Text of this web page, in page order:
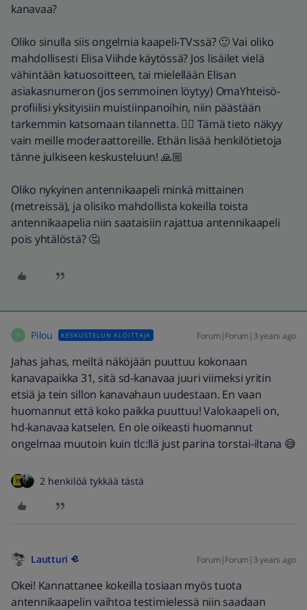
kanavaa?
Oliko sinulla siis ongelmia kaapeli-TV:ssä? 🙂 Vai oliko
mahdollisesti Elisa Viihde käytössä? Jos lisäilet vielä
vähintään katuosoitteen, tai mielellään Elisan
asiakasnumeron (jos semmoinen löytyy) OmaYhteisö-
profiilisi yksityisiin muistiinpanoihin, niin päästään
tarkemmin katsomaan tilannetta. 👍🏼 Tämä tieto näkyy
vain meille moderaattoreille. Ethän lisää henkilötietoja
tänne julkiseen keskusteluun! 🙏🏼
Oliko nykyinen antennikaapeli minkä mittainen
(metreissä), ja olisiko mahdollista kokeilla toista
antennikaapelia niin saataisiin rajattua antennikaapeli
pois yhtälöstä? 🤔
P Pilou KESKUSTELUN ALOITTAJA Forum|Forum|3 years ago
Jahas jahas, meiltä näköjään puuttuu kokonaan
kanavapaikka 31, sitä sd-kanavaa juuri viimeksi yritin
etsiä ja tein sillon kanavahaun uudestaan. En vaan
huomannut että koko paikka puuttuu! Valokaapeli on,
hd-kanavaa katselen. En ole oikeasti huomannut
ongelmaa muutoin kuin tlc:llä just parina torstai-iltana 😅
2 henkilöä tykkää tästä
Lautturi Forum|Forum|3 years ago
Okei! Kannattanee kokeilla tosiaan myös tuota
antennikaapelin vaihtoa testimielessä niin saadaan